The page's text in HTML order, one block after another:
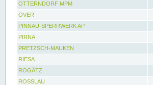
OTTERNDORF MPM
OVER
PINNAU-SPERRWERK AP
PIRNA
PRETZSCH-MAUKEN
RIESA
ROGÄTZ
ROSSLAU